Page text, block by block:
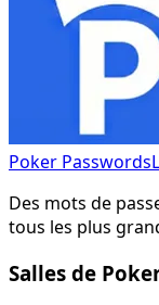
Poker Passwords
Des mots de
tous les plus
Salles de